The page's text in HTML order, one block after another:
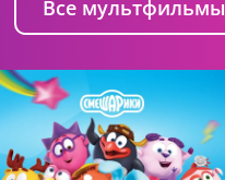
Все мультфильмы